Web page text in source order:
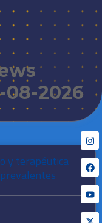
2026
y terapéutica